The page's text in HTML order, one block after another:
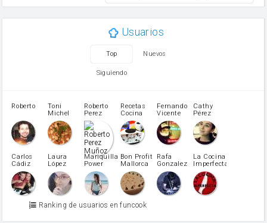
mantequilla
patatas
pimiento rojo
Pimentón
pimiento verde
miel
vino blanco
Azúcar glass
Azúcar moreno
Zumo de limón
Usuarios
Top Nuevos
Siguiendo
Roberto
Toni
Michel
Caubet
Roberto
Perez
Muñoz
Recetas
Cocina
Fernando
Vicente
Cathy
Pérez
Carlos
Cádiz
Laura
López
Martínez
Mariquilla
Power
Bon Profit
Mallorca
Rafa
Gonzalez
La Cocina
Imperfecta
Ranking de usuarios en funcook